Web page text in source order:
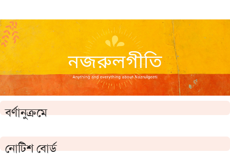
বর্ণানুক্রমে
নোটিশ বোর্ড